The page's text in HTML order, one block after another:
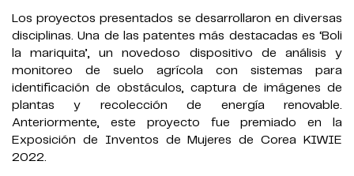
Los proyectos presentados se desarrollaron en diversas
disciplinas. Una de las patentes más destacadas es ‘Boli
la mariquita’, un novedoso dispositivo de análisis y
monitoreo de suelo agrícola con sistemas para
identificación de obstáculos, captura de imágenes de
plantas y recolección de energía renovable.
Anteriormente, este proyecto fue premiado en la
Exposición de Inventos de Mujeres de Corea KIWIE
2022.